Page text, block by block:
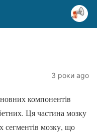
3 роки ago
компонентів
Ця частина мозку
сегментів мозку, що